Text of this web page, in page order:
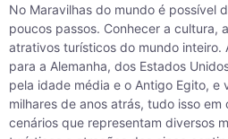
No Maravilhas do mundo é possível
poucos passos. Conhecer a cultura,
atrativos turísticos do mundo inteiro.
para a Alemanha, dos Estados
pela idade média e o Antigo Egito, e
milhares de anos atrás, tudo isso
cenários que representam diversos